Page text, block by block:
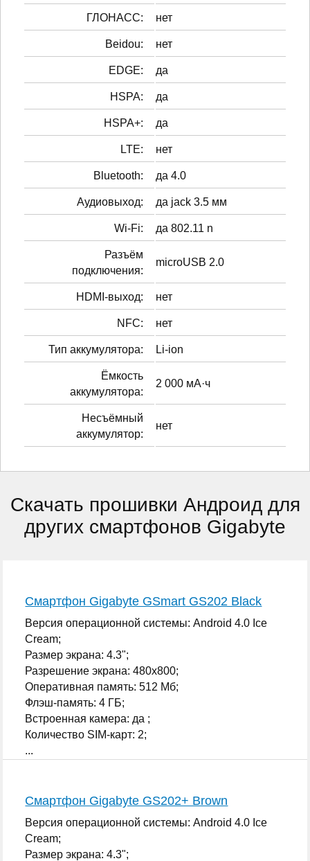
ГЛОНАСС: нет
Beidou: нет
EDGE: да
HSPA: да
HSPA+: да
LTE: нет
Bluetooth: да 4.0
Аудиовыход: да jack 3.5 мм
Wi-Fi: да 802.11 n
Разъём
подключения:
microUSB 2.0
HDMI-выход: нет
NFC: нет
Тип аккумулятора: Li-ion
Ёмкость
аккумулятора:
2 000 мА·ч
Несъёмный
аккумулятор:
нет
Скачать прошивки Андроид для
других смартфонов Gigabyte
Смартфон Gigabyte GSmart GS202 Black
Версия операционной системы: Android 4.0 Ice
Cream;
Размер экрана: 4.3";
Разрешение экрана: 480x800;
Оперативная память: 512 Мб;
Флэш-память: 4 ГБ;
Встроенная камера: да ;
Количество SIM-карт: 2;
...
Смартфон Gigabyte GS202+ Brown
Версия операционной системы: Android 4.0 Ice
Cream;
Размер экрана: 4.3";